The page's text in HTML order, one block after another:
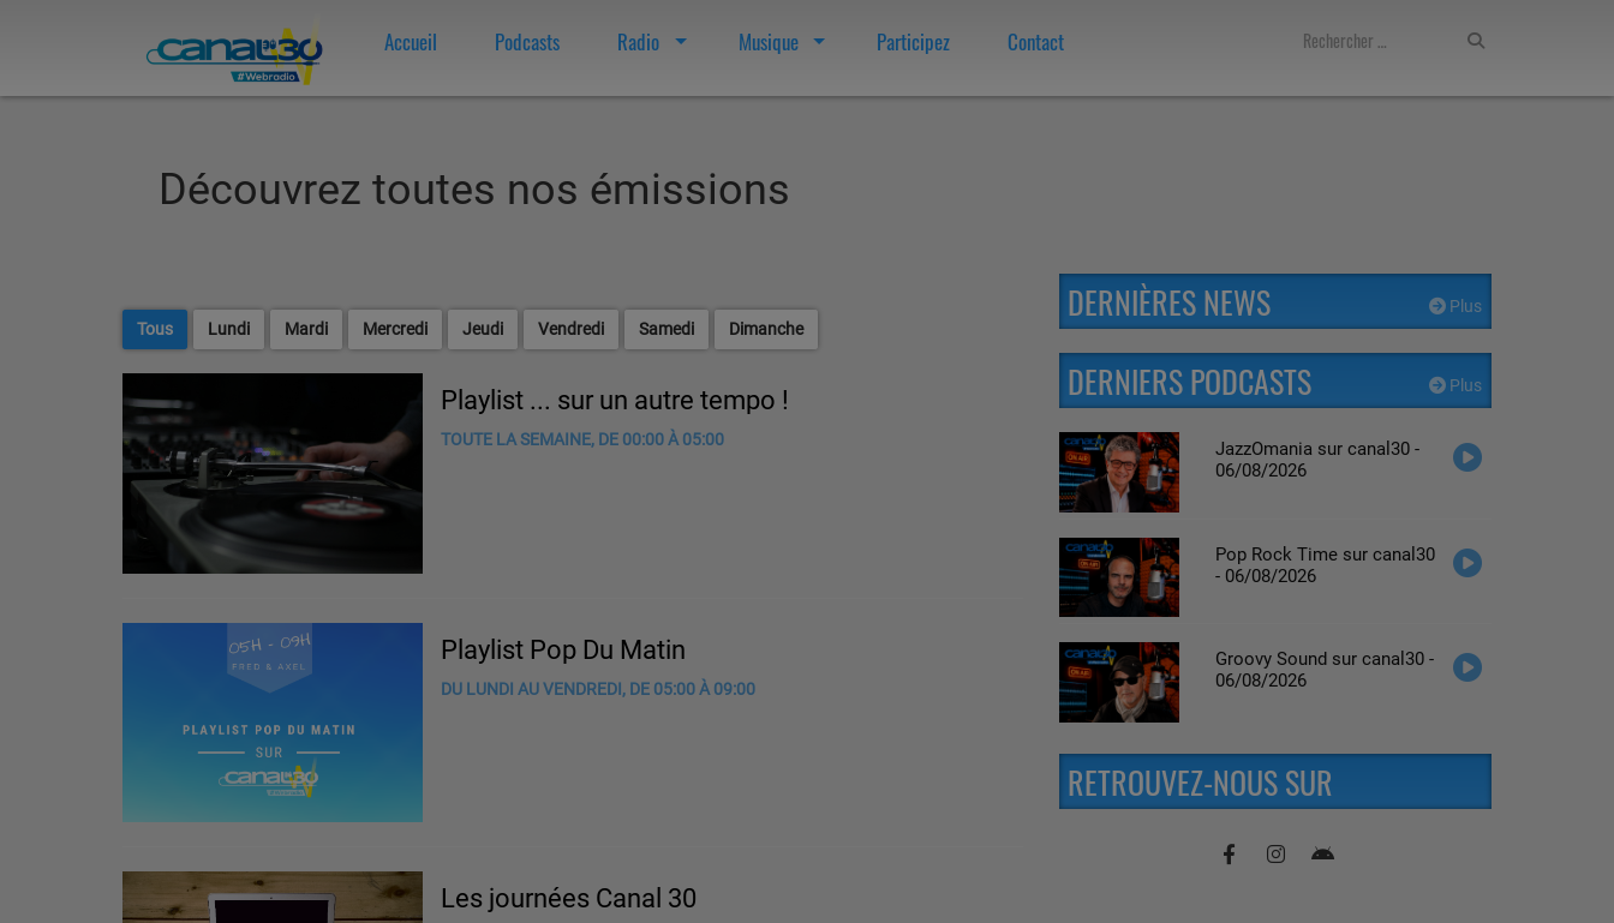
Accueil Podcasts Radio Musique Participez Contact
Découvrez toutes nos émissions
Tous Lundi Mardi Mercredi Jeudi Vendredi Samedi Dimanche
Playlist ... sur un autre tempo !
TOUTE LA SEMAINE, DE 00:00 À 05:00
Playlist Pop Du Matin
DU LUNDI AU VENDREDI, DE 05:00 À 09:00
Les journées Canal 30
Plus
DERNIÈRES NEWS
Plus
DERNIERS PODCASTS
JazzOmania sur canal30 -
06/08/2026
Pop Rock Time sur canal30
- 06/08/2026
Groovy Sound sur canal30 -
06/08/2026
RETROUVEZ-NOUS SUR